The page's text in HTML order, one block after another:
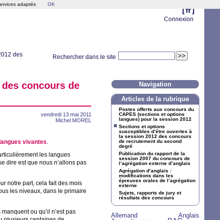
[ fr ]
Connexion
Rechercher dans le site
des
concours de
vendredi 13 mai 2011
Michel MOREL
langues vivantes.
les langues
dire est que nous n’allons pas
notre part, cela fait des mois
les niveaux, dans le primaire
ou qu’il n’est pas
Navigation
Articles de la rubrique
Postes offerts aux concours du
CAPES (sections et options
langues) pour la session 2012
Sections et options
susceptibles d’être ouvertes à
la session 2012 des concours
de recrutement du second
degré
Publication du rapport de la
session 2007 du concours de
l’agrégation externe d’anglais
Agrégation d’anglais :
modifications dans les
épreuves orales de l’agrégation
externe
Sujets, rapports de jury et
résultats des concours
Allemand
26/36 Anglais
28/36
adaptés OK